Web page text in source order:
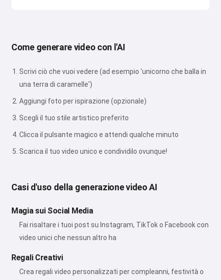
Come generare video con l'AI
Scrivi ciò che vuoi vedere (ad esempio 'unicorno che balla in
una terra di caramelle')
Aggiungi foto per ispirazione (opzionale)
Scegli il tuo stile artistico preferito
Clicca il pulsante magico e attendi qualche minuto
Scarica il tuo video unico e condividilo ovunque!
Casi d'uso della generazione video AI
Magia sui Social Media
Fai risaltare i tuoi post su Instagram, TikTok o Facebook con
video unici che nessun altro ha
Regali Creativi
Crea regali video personalizzati per compleanni, festività o